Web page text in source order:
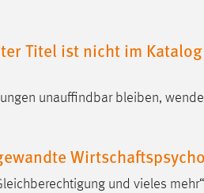
Titel ist nicht im
unauffindbar bleiben,
und vieles
um sich an
zu können.